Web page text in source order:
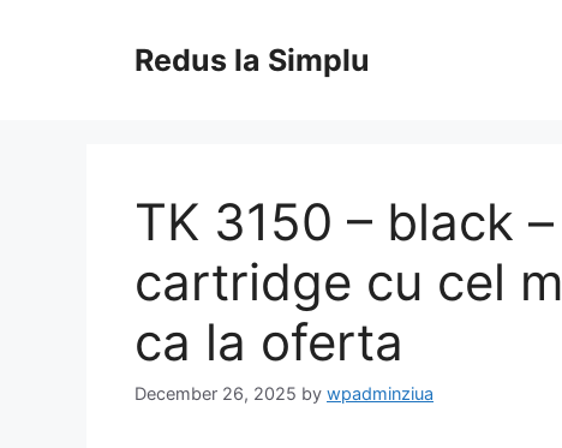
Redus la Simplu
TK 3150 – black
cartridge cu cel
ca la oferta
December 26, 2025 by wpadminziua